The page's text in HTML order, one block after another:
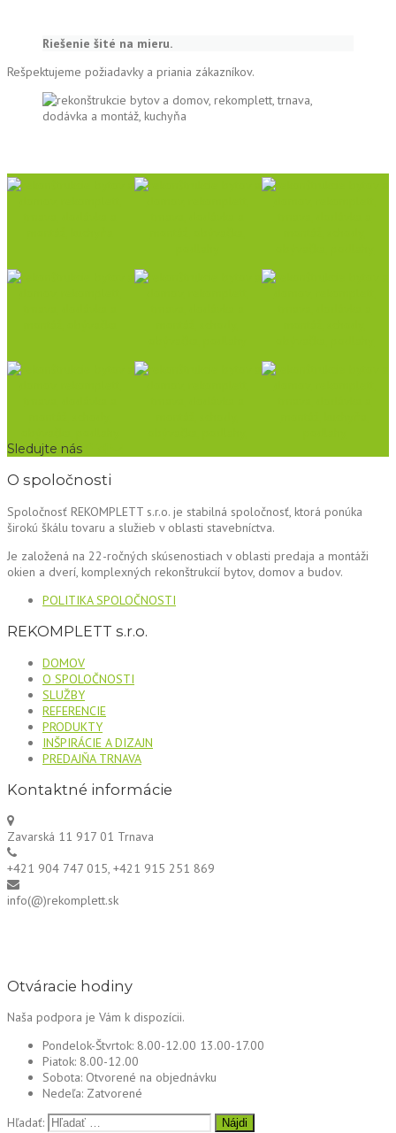
Riešenie šité na mieru.
Rešpektujeme požiadavky a priania zákazníkov.
Sledujte nás
O spoločnosti
Spoločnosť REKOMPLETT s.r.o. je stabilná spoločnosť, ktorá ponúka
širokú škálu tovaru a služieb v oblasti stavebníctva.
Je založená na 22-ročných skúsenostiach v oblasti predaja a montáži
okien a dverí, komplexných rekonštrukcií bytov, domov a budov.
POLITIKA SPOLOČNOSTI
REKOMPLETT s.r.o.
DOMOV
O SPOLOČNOSTI
SLUŽBY
REFERENCIE
PRODUKTY
INŠPIRÁCIE A DIZAJN
PREDAJŇA TRNAVA
Kontaktné informácie
Zavarská 11 917 01 Trnava
+421 904 747 015, +421 915 251 869
info(@)rekomplett.sk
Otváracie hodiny
Naša podpora je Vám k dispozícii.
Pondelok-Štvrtok: 8.00-12.00 13.00-17.00
Piatok: 8.00-12.00
Sobota: Otvorené na objednávku
Nedeľa: Zatvorené
Hľadať: